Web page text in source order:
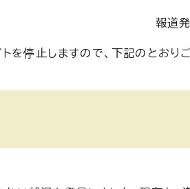
報道
を停止しますので、下記のとおりご